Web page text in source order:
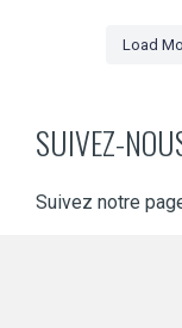
Load
SUIVEZ-
Suivez notre